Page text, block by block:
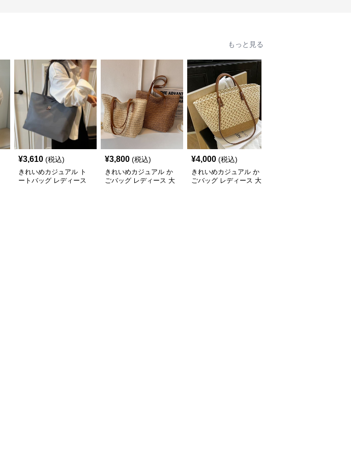
もっと見る
¥3,610 (税込)
きれいめカジュアル ト
ートバッグ レディース
¥3,800 (税込)
きれいめカジュアル か
ごバッグ レディース 大
¥4,000 (税込)
きれいめカジュアル か
ごバッグ レディース 大